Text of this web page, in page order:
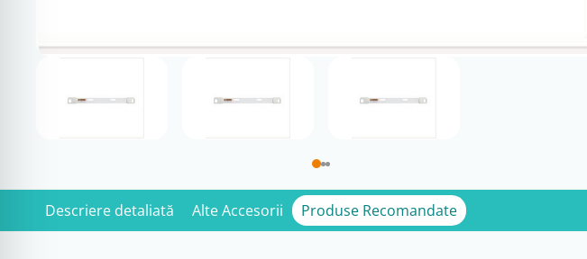
Descriere detaliată Alte Accesorii Produse Recomandate